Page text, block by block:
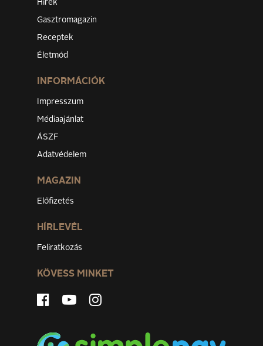
Hírek
Gasztromagazin
Receptek
Életmód
INFORMÁCIÓK
Impresszum
Médiaajánlat
ÁSZF
Adatvédelem
MAGAZIN
Előfizetés
HÍRLEVÉL
Feliratkozás
KÖVESS MINKET